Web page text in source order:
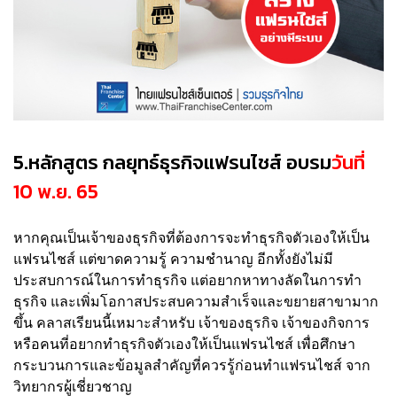
5.หลักสูตร กลยุทธ์ธุรกิจแฟรนไชส์ อบรมวันที่
10 พ.ย. 65
หากคุณเป็นเจ้าของธุรกิจที่ต้องการจะทำธุรกิจตัวเองให้เป็น
แฟรนไชส์ แต่ขาดความรู้ ความชำนาญ อีกทั้งยังไม่มี
ประสบการณ์ในการทำธุรกิจ แต่อยากหาทางลัดในการทำ
ธุรกิจ และเพิ่มโอกาสประสบความสำเร็จและขยายสาขามาก
ขึ้น คลาสเรียนนี้เหมาะสำหรับ เจ้าของธุรกิจ เจ้าของกิจการ
หรือคนที่อยากทำธุรกิจตัวเองให้เป็นแฟรนไชส์ เพื่อศึกษา
กระบวนการและข้อมูลสำคัญที่ควรรู้ก่อนทำแฟรนไชส์ จาก
วิทยากรผู้เชี่ยวชาญ